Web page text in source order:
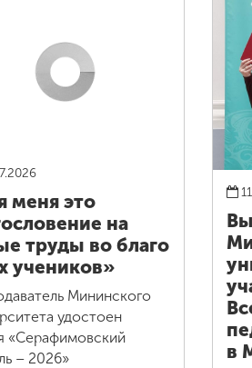
меня это
на
труды во благо
учеников»
Мининского
удостоен
«Серафимовский
– 2026»
в